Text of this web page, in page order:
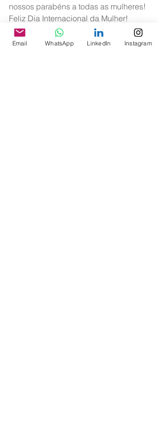
nossos parabéns a todas as mulheres!
Feliz Dia Internacional da Mulher!
Email WhatsApp LinkedIn Instagram